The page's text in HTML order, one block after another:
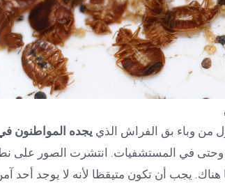
من وباء بق الفراش الذي يجده المواطنون
وحتى في المستشفيات. انتشرت الصور على
هناك. يجب أن تكون متيقظا لأنه لا يوجد أحد